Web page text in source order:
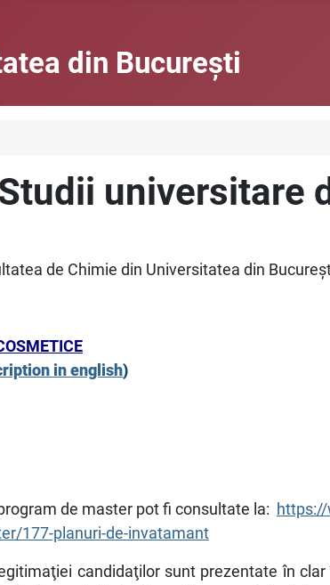
din Bucureşti
universitare
de Chimie din Universitatea din
in english)
de master pot fi consultate la:
177-planuri-de-invatamant
candidaţilor sunt prezentate în